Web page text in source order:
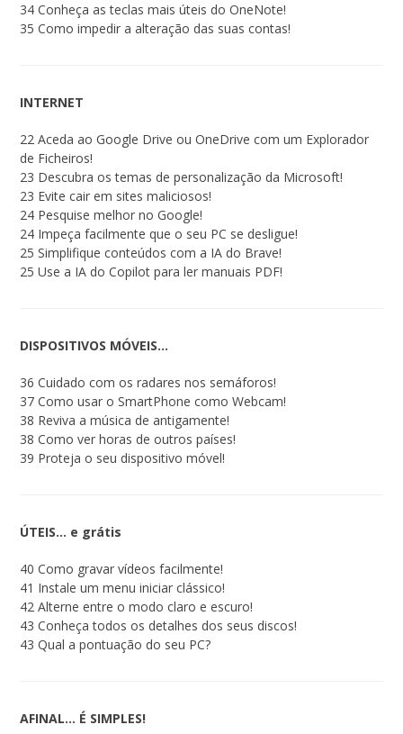
34 Conheça as teclas mais úteis do OneNote!
35 Como impedir a alteração das suas contas!
INTERNET
22 Aceda ao Google Drive ou OneDrive com um Explorador
de Ficheiros!
23 Descubra os temas de personalização da Microsoft!
23 Evite cair em sites maliciosos!
24 Pesquise melhor no Google!
24 Impeça facilmente que o seu PC se desligue!
25 Simplifique conteúdos com a IA do Brave!
25 Use a IA do Copilot para ler manuais PDF!
DISPOSITIVOS MÓVEIS…
36 Cuidado com os radares nos semáforos!
37 Como usar o SmartPhone como Webcam!
38 Reviva a música de antigamente!
38 Como ver horas de outros países!
39 Proteja o seu dispositivo móvel!
ÚTEIS… e grátis
40 Como gravar vídeos facilmente!
41 Instale um menu iniciar clássico!
42 Alterne entre o modo claro e escuro!
43 Conheça todos os detalhes dos seus discos!
43 Qual a pontuação do seu PC?
AFINAL… É SIMPLES!